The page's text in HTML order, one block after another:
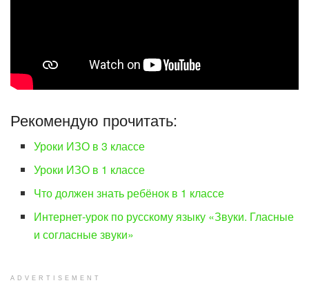
Рекомендую прочитать:
Уроки ИЗО в 3 классе
Уроки ИЗО в 1 классе
Что должен знать ребёнок в 1 классе
Интернет-урок по русскому языку «Звуки. Гласные
и согласные звуки»
ADVERTISEMENT